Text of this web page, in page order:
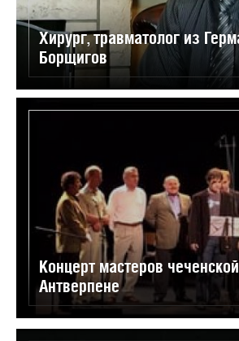
Хирург, травматолог из
Борщигов
Концерт мастеров
Антверпене